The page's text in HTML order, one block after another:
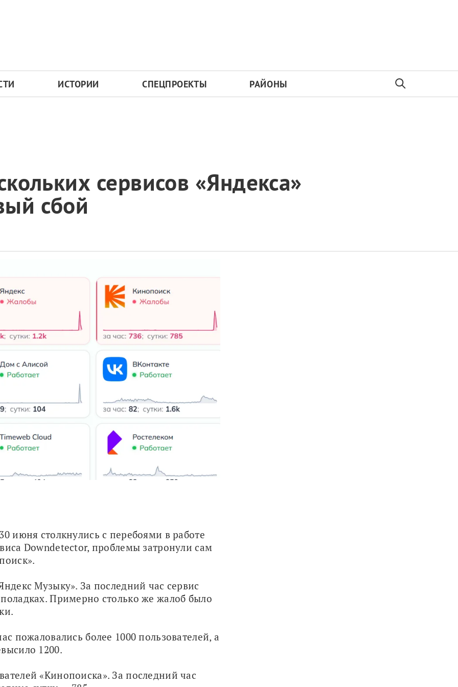
ИСТОРИИ СПЕЦПРОЕКТЫ РАЙОНЫ
сервисов «Яндекса»
сбой
июня столкнулись с перебоями в работе
Downdetector, проблемы затронули сам
Музыку». За последний час сервис
Примерно столько же жалоб было
пожаловались более 1000 пользователей, а
1200.
«Кинопоиска». За последний час